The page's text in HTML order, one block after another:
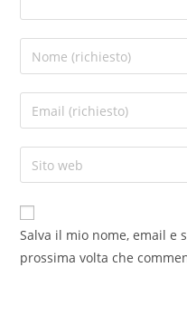
Salva il mio nome, email e
prossima volta che